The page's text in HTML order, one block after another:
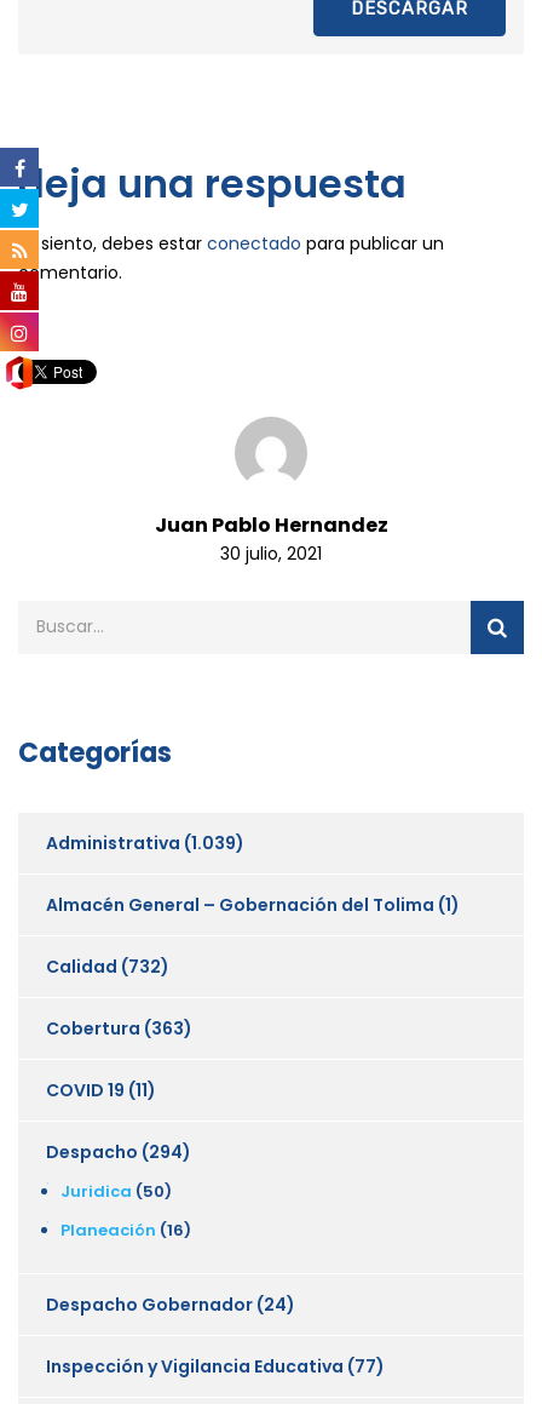
DESCARGAR
deja una respuesta
Lo siento, debes estar conectado para publicar un
comentario.
Juan Pablo Hernandez
30 julio, 2021
Categorías
Administrativa (1.039)
Almacén General – Gobernación del Tolima (1)
Calidad (732)
Cobertura (363)
COVID 19 (11)
Despacho (294)
Juridica (50)
Planeación (16)
Despacho Gobernador (24)
Inspección y Vigilancia Educativa (77)